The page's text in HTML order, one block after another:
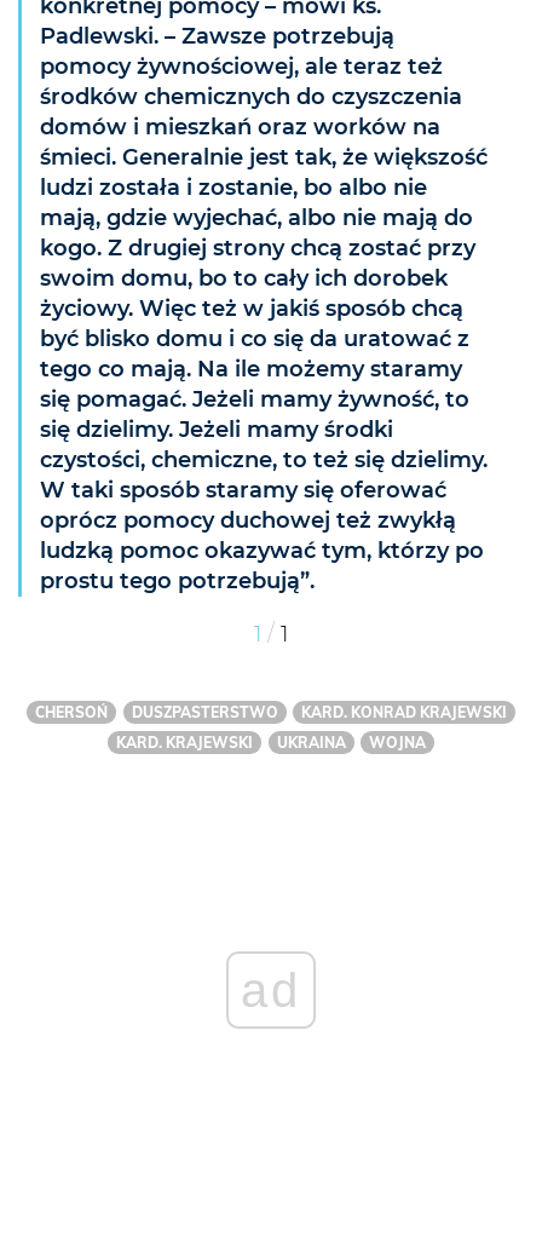
konkretnej pomocy – mówi ks.
Padlewski. – Zawsze potrzebują
pomocy żywnościowej, ale teraz też
środków chemicznych do czyszczenia
domów i mieszkań oraz worków na
śmieci. Generalnie jest tak, że większość
ludzi została i zostanie, bo albo nie
mają, gdzie wyjechać, albo nie mają do
kogo. Z drugiej strony chcą zostać przy
swoim domu, bo to cały ich dorobek
życiowy. Więc też w jakiś sposób chcą
być blisko domu i co się da uratować z
tego co mają. Na ile możemy staramy
się pomagać. Jeżeli mamy żywność, to
się dzielimy. Jeżeli mamy środki
czystości, chemiczne, to też się dzielimy.
W taki sposób staramy się oferować
oprócz pomocy duchowej też zwykłą
ludzką pomoc okazywać tym, którzy po
prostu tego potrzebują”.
1 / 1
CHERSOŃ DUSZPASTERSTWO
KARD. KONRAD KRAJEWSKI
KARD. KRAJEWSKI
UKRAINA WOJNA
ad